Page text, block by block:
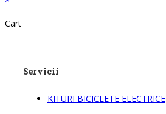
Cart
Servicii
KITURI BICICLETE ELECTRICE